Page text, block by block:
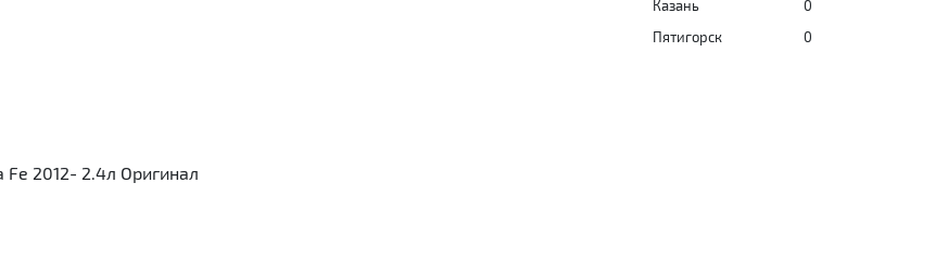
Казань
0
Пятигорск
0
2012- 2.4л Оригинал